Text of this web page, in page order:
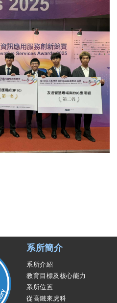
系所簡介
系所介紹
教育目標及核心能力
系所位置
從高鐵來虎科